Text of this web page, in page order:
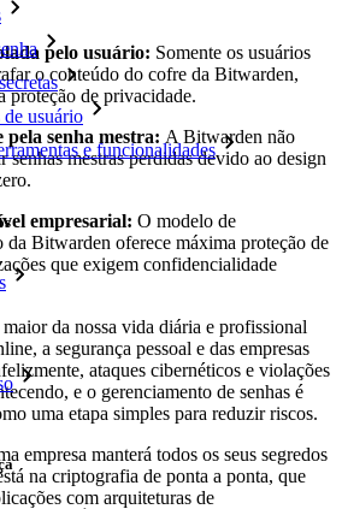
usuário
e funcionalidades
pelo usuário: Somente os usuários
o conteúdo do cofre da Bitwarden,
proteção de privacidade.
pela senha mestra: A Bitwarden não
senhas mestras perdidas devido ao design
empresarial: O modelo de
da Bitwarden oferece máxima proteção de
que exigem confidencialidade
da nossa vida diária e profissional
a segurança pessoal e das empresas
ataques cibernéticos e violações
e o gerenciamento de senhas é
uma etapa simples para reduzir riscos.
empresa manterá todos os seus segredos
na criptografia de ponta a ponta, que
com arquiteturas de